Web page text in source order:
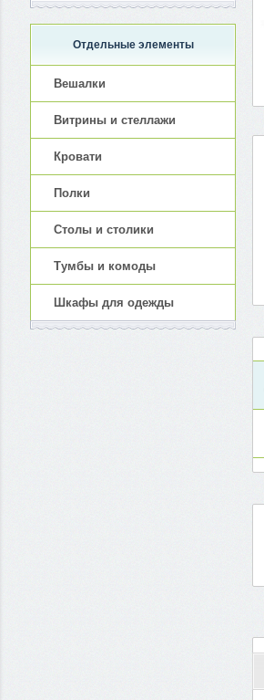
Отдельные элементы
Вешалки
Витрины и стеллажи
Кровати
Полки
Столы и столики
Тумбы и комоды
Шкафы для одежды